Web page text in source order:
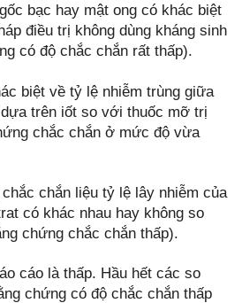
bạc hay mật ong có khác biệt
điều trị không dùng kháng sinh
có độ chắc chắn rất thấp).
biệt về tỷ lệ nhiễm trùng giữa
trên iốt so với thuốc mỡ trị
chắc chắn ở mức độ vừa
chắn liệu tỷ lệ lây nhiễm của
có khác nhau hay không so
chứng chắc chắn thấp).
cáo là thấp. Hầu hết các so
chứng có độ chắc chắn thấp